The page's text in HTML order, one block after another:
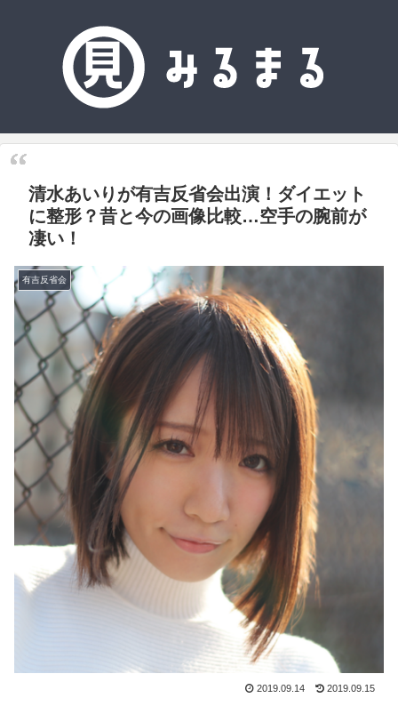
清水あいりが有吉反省会出演！ダイエット
に整形？昔と今の画像比較…空手の腕前が
凄い！
有吉反省会
2019.09.14 2019.09.15